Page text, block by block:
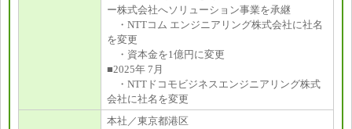
ー株式会社へソリューション事業を承継
・NTTコム エンジニアリング株式会社に社名
を変更
・資本金を1億円に変更
■2025年 7月
・NTTドコモビジネスエンジニアリング株式
会社に社名を変更
本社／東京都港区